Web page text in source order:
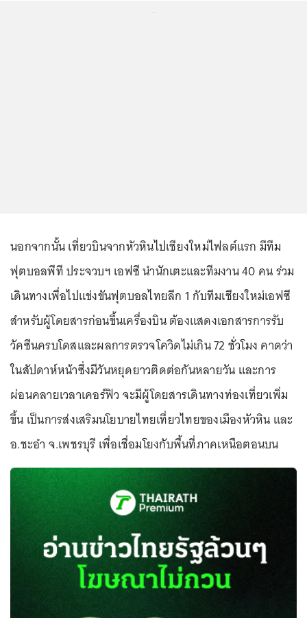
นอกจากนั้น เที่ยวบินจากหัวหินไปเชียงใหม่ไฟลต์แรก มีทีม
ฟุตบอลพีที ประจวบฯ เอฟซี นำนักเตะและทีมงาน 40 คน ร่วม
เดินทางเพื่อไปแข่งขันฟุตบอลไทยลีก 1 กับทีมเชียงใหม่เอฟซี
สำหรับผู้โดยสารก่อนขึ้นเครื่องบิน ต้องแสดงเอกสารการรับ
วัคซีนครบโดสและผลการตรวจโควิดไม่เกิน 72 ชั่วโมง คาดว่า
ในสัปดาห์หน้าซึ่งมีวันหยุดยาวติดต่อกันหลายวัน และการ
ผ่อนคลายเวลาเคอร์ฟิว จะมีผู้โดยสารเดินทางท่องเที่ยวเพิ่ม
ขึ้น เป็นการส่งเสริมนโยบายไทยเที่ยวไทยของเมืองหัวหิน และ
อ.ชะอำ จ.เพชรบุรี เพื่อเชื่อมโยงกับพื้นที่ภาคเหนือตอนบน